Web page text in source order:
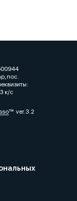
пос.
к/с
ver. 3.2